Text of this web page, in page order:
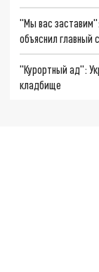
"Мы вас
объяснил главный
"Курортный ад":
кладбище